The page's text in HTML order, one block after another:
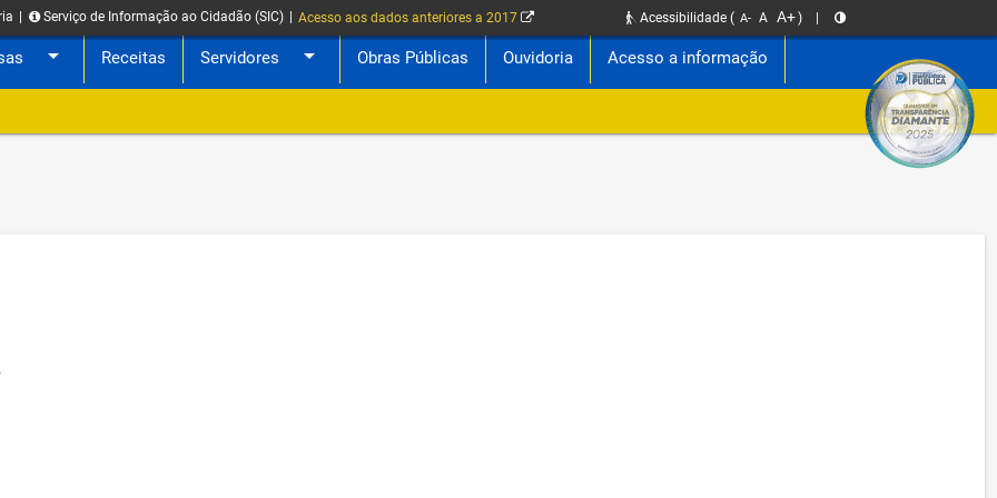
Serviço de Informação ao Cidadão (SIC) Acesso aos dados anteriores a 2017 Acessibilidade ( A- A A+)
arrow_drop_down Receitas Servidores arrow_drop_down Obras Públicas Ouvidoria Acesso a informação